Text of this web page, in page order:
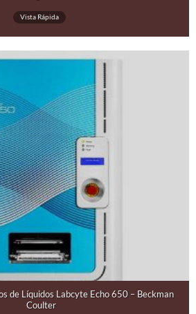
Vista Rápida
de Líquidos Labcyte Echo 650 – Beckman
Coulter